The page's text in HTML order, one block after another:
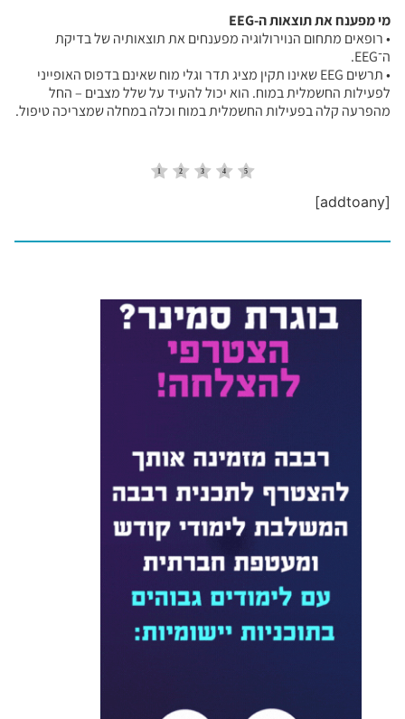
מי מפענח את תוצאות ה-EEG
• רופאים מתחום הנוירולוגיה מפענחים את תוצאותיה של בדיקת
ה־EEG.
• תרשים EEG שאינו תקין מציג תדר וגלי מוח שאינם בדפוס האופייני
לפעילות החשמלית במוח. הוא יכול להעיד על שלל מצבים – החל
מהפרעה קלה בפעילות החשמלית במוח וכלה במחלה שמצריכה טיפול.
[addtoany]